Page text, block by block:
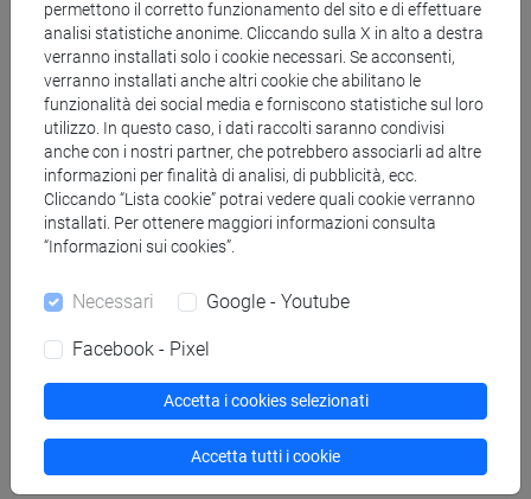
attuale
Didattica anni precedenti
Didattica a.a. 2024/2025
Didattica a.a. 2023/2024
Didattica a.a. 2022/2023
Didattica a.a. 2021/2022
Cerca nel sito
permettono il corretto funzionamento del sito e di effettuare
analisi statistiche anonime. Cliccando sulla X in alto a destra
verranno installati solo i cookie necessari. Se acconsenti,
verranno installati anche altri cookie che abilitano le
funzionalità dei social media e forniscono statistiche sul loro
utilizzo. In questo caso, i dati raccolti saranno condivisi
anche con i nostri partner, che potrebbero associarli ad altre
informazioni per finalità di analisi, di pubblicità, ecc.
Cliccando “Lista cookie” potrai vedere quali cookie verranno
installati. Per ottenere maggiori informazioni consulta
“Informazioni sui cookies”.
Necessari Google - Youtube
Facebook - Pixel
Accetta i cookies selezionati
Accetta tutti i cookie